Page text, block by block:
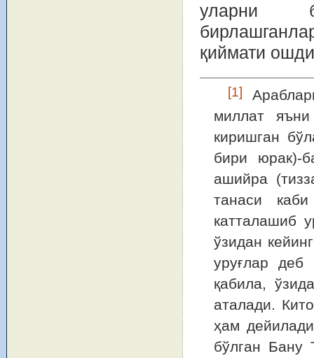
уларни
қиймати
[1]
миллат
киришган
бири юрак)-
ашийра
танаси
катталашиб
ўзидан
уруғлар
қабила,
аталади.
ҳам
бўлган Бану